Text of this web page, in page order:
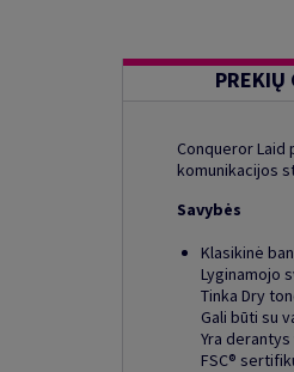
PREKIŲ
Conqueror
komunikacijos
Savybės
Klasikinė
Lyginamojo
Tinka Dry
Gali būti su
Yra
FSC®